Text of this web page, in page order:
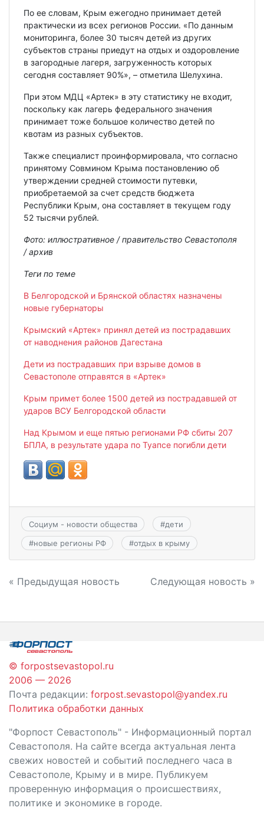
По ее словам, Крым ежегодно принимает детей
практически из всех регионов России. «По данным
мониторинга, более 30 тысяч детей из других
субъектов страны приедут на отдых и оздоровление
в загородные лагеря, загруженность которых
сегодня составляет 90%», – отметила Шелухина.
При этом МДЦ «Артек» в эту статистику не входит,
поскольку как лагерь федерального значения
принимает тоже большое количество детей по
квотам из разных субъектов.
Также специалист проинформировала, что согласно
принятому Совмином Крыма постановлению об
утверждении средней стоимости путевки,
приобретаемой за счет средств бюджета
Республики Крым, она составляет в текущем году
52 тысячи рублей.
Фото: иллюстративное / правительство Севастополя
/ архив
Теги по теме
В Белгородской и Брянской областях назначены
новые губернаторы
Крымский «Артек» принял детей из пострадавших
от наводнения районов Дагестана
Дети из пострадавших при взрыве домов в
Севастополе отправятся в «Артек»
Крым примет более 1500 детей из пострадавшей от
ударов ВСУ Белгородской области
Над Крымом и еще пятью регионами РФ сбиты 207
БПЛА, в результате удара по Туапсе погибли дети
Социум - новости общества #дети
#новые регионы РФ #отдых в крыму
Навигация
записям
« Предыдущая новость Следующая новость »
© forpostsevastopol.ru
2006 — 2026
Почта редакции: forpost.sevastopol@yandex.ru
Политика обработки данных
"Форпост Севастополь" - Информационный портал
Севастополя. На сайте всегда актуальная лента
свежих новостей и событий последнего часа в
Севастополе, Крыму и в мире. Публикуем
проверенную информация о происшествиях,
политике и экономике в городе.